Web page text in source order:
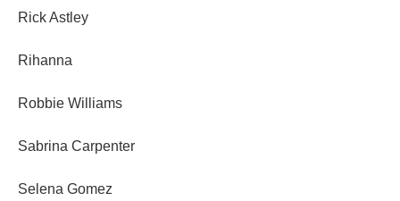
Rick Astley
Rihanna
Robbie Williams
Sabrina Carpenter
Selena Gomez